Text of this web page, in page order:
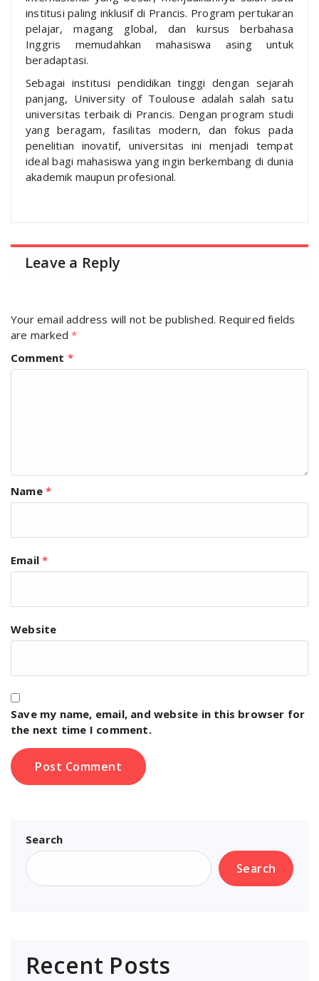
institusi paling inklusif di Prancis. Program pertukaran
pelajar, magang global, dan kursus berbahasa
Inggris memudahkan mahasiswa asing untuk
beradaptasi.
Sebagai institusi pendidikan tinggi dengan sejarah
panjang, University of Toulouse adalah salah satu
universitas terbaik di Prancis. Dengan program studi
yang beragam, fasilitas modern, dan fokus pada
penelitian inovatif, universitas ini menjadi tempat
ideal bagi mahasiswa yang ingin berkembang di dunia
akademik maupun profesional.
Leave a Reply
Your email address will not be published. Required fields
are marked*
Comment *
Name *
Email*
Website
Save my name, email, and website in this browser for
the next time I comment.
Search
Search
Recent Posts